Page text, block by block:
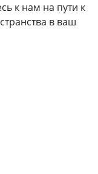
к нам на пути к
в ваш